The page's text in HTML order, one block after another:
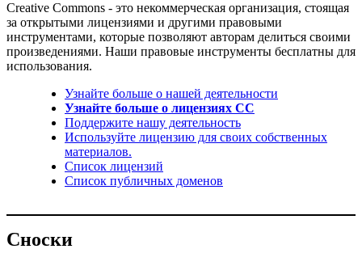
Creative Commons - это некоммерческая организация, стоящая
за открытыми лицензиями и другими правовыми
инструментами, которые позволяют авторам делиться своими
произведениями. Наши правовые инструменты бесплатны для
использования.
Узнайте больше о нашей деятельности
Узнайте больше о лицензиях CC
Поддержите нашу деятельность
Используйте лицензию для своих собственных
материалов.
Список лицензий
Список публичных доменов
Сноски